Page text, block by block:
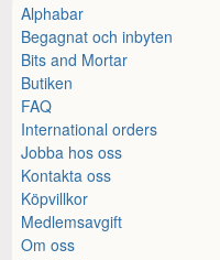
Alphabar
Begagnat och inbyten
Bits and Mortar
Butiken
FAQ
International orders
Jobba hos oss
Kontakta oss
Köpvillkor
Medlemsavgift
Om oss